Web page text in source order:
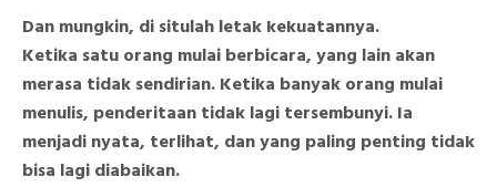
Dan mungkin, di situlah letak kekuatannya.
Ketika satu orang mulai berbicara, yang lain akan
merasa tidak sendirian. Ketika banyak orang mulai
menulis, penderitaan tidak lagi tersembunyi. Ia
menjadi nyata, terlihat, dan yang paling penting tidak
bisa lagi diabaikan.